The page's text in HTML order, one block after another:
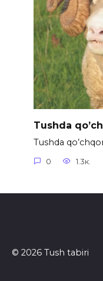
Tushda
Tushda
0 1.3к.
© 2026 Tush tabiri